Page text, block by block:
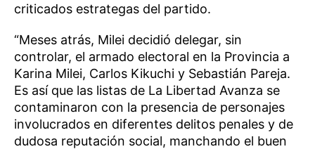
criticados estrategas del partido.
“Meses atrás, Milei decidió delegar, sin
controlar, el armado electoral en la Provincia a
Karina Milei, Carlos Kikuchi y Sebastián Pareja.
Es así que las listas de La Libertad Avanza se
contaminaron con la presencia de personajes
involucrados en diferentes delitos penales y de
dudosa reputación social, manchando el buen